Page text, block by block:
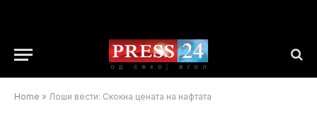
Home » Лоши вести: Скокна цената на нафтата